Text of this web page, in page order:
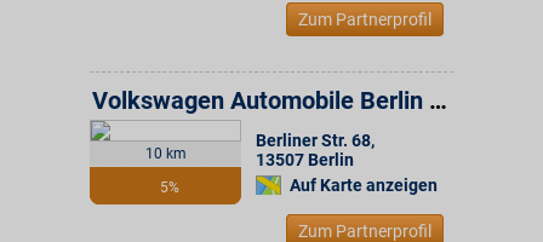
Zum Partnerprofil
10 km
5%
Volkswagen Automobile Berlin GmbH
Berliner Str. 68,
13507 Berlin
Auf Karte anzeigen
Zum Partnerprofil